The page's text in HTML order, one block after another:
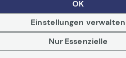
OK
Einstellungen verwalten
Nur Essenzielle